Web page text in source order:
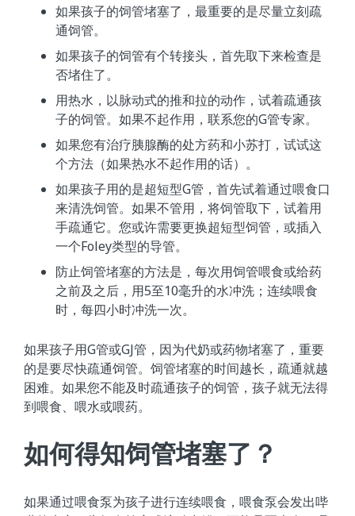
如果孩子的饲管堵塞了，最重要的是尽量立刻疏
通饲管。
如果孩子的饲管有个转接头，首先取下来检查是
否堵住了。
用热水，以脉动式的推和拉的动作，试着疏通孩
子的饲管。如果不起作用，联系您的G管专家。
如果您有治疗胰腺酶的处方药和小苏打，试试这
个方法（如果热水不起作用的话）。
如果孩子用的是超短型G管，首先试着通过喂食口
来清洗饲管。如果不管用，将饲管取下，试着用
手疏通它。您或许需要更换超短型饲管，或插入
一个Foley类型的导管。
防止饲管堵塞的方法是，每次用饲管喂食或给药
之前及之后，用5至10毫升的水冲洗；连续喂食
时，每四小时冲洗一次。
如果孩子用G管或GJ管，因为代奶或药物堵塞了，重要
的是要尽快疏通饲管。饲管堵塞的时间越长，疏通就越
困难。如果您不能及时疏通孩子的饲管，孩子就无法得
到喂食、喂水或喂药。
如何得知饲管堵塞了？
如果通过喂食泵为孩子进行连续喂食，喂食泵会发出哔